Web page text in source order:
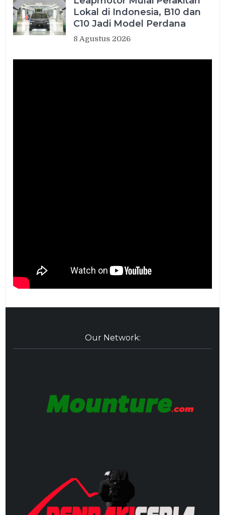
Lokal di Indonesia, B10 dan
C10 Jadi Model Perdana
8 Agustus 2026
Our Network: